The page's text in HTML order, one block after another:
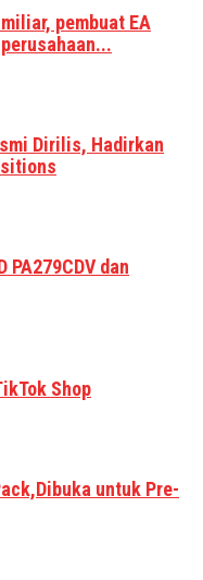
pembuat EA
Dirilis, Hadirkan
PA279CDV dan
Shop
untuk Pre-